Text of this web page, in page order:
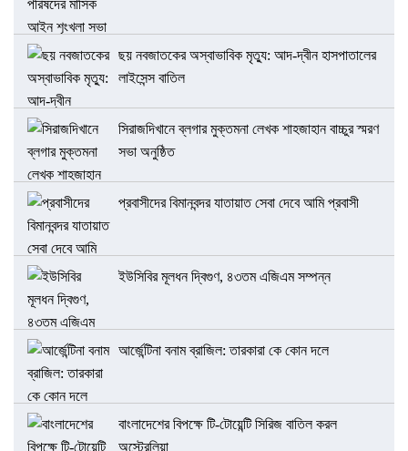
ছয় নবজাতকের অস্বাভাবিক মৃত্যু: আদ-দ্বীন হাসপাতালের
লাইসেন্স বাতিল
সিরাজদিখানে ব্লগার মুক্তমনা লেখক শাহজাহান বাচ্চুর স্মরণ
সভা অনুষ্ঠিত
প্রবাসীদের বিমানবন্দর যাতায়াত সেবা দেবে আমি প্রবাসী
ইউসিবির মূলধন দ্বিগুণ, ৪৩তম এজিএম সম্পন্ন
আর্জেন্টিনা বনাম ব্রাজিল: তারকারা কে কোন দলে
বাংলাদেশের বিপক্ষে টি-টোয়েন্টি সিরিজ বাতিল করল
অস্ট্রেলিয়া